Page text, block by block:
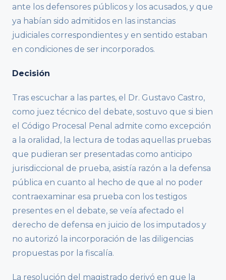
ante los defensores públicos y los acusados, y que
ya habían sido admitidos en las instancias
judiciales correspondientes y en sentido estaban
en condiciones de ser incorporados.
Decisión
Tras escuchar a las partes, el Dr. Gustavo Castro,
como juez técnico del debate, sostuvo que si bien
el Código Procesal Penal admite como excepción
a la oralidad, la lectura de todas aquellas pruebas
que pudieran ser presentadas como anticipo
jurisdiccional de prueba, asistía razón a la defensa
pública en cuanto al hecho de que al no poder
contraexaminar esa prueba con los testigos
presentes en el debate, se veía afectado el
derecho de defensa en juicio de los imputados y
no autorizó la incorporación de las diligencias
propuestas por la fiscalía.
La resolución del magistrado derivó en que la